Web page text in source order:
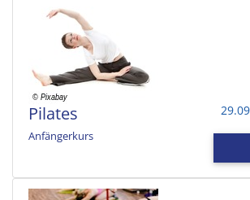
Pilates
Anfängerkurs